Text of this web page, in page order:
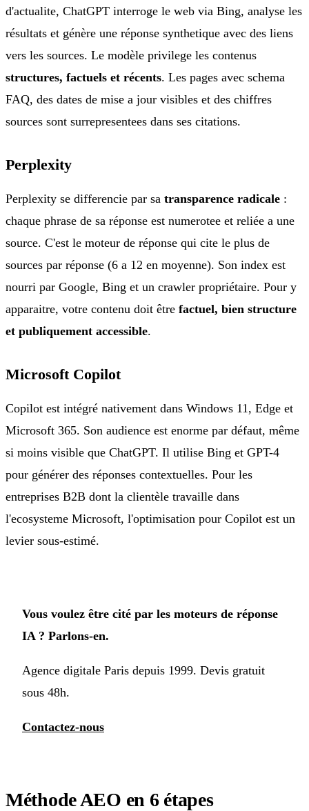
d'actualite, ChatGPT interroge le web via Bing, analyse les
résultats et génère une réponse synthetique avec des liens
vers les sources. Le modèle privilege les contenus
structures, factuels et récents. Les pages avec schema
FAQ, des dates de mise a jour visibles et des chiffres
sources sont surrepresentees dans ses citations.
Perplexity
Perplexity se differencie par sa transparence radicale :
chaque phrase de sa réponse est numerotee et reliée a une
source. C'est le moteur de réponse qui cite le plus de
sources par réponse (6 a 12 en moyenne). Son index est
nourri par Google, Bing et un crawler propriétaire. Pour y
apparaitre, votre contenu doit être factuel, bien structure
et publiquement accessible.
Microsoft Copilot
Copilot est intégré nativement dans Windows 11, Edge et
Microsoft 365. Son audience est enorme par défaut, même
si moins visible que ChatGPT. Il utilise Bing et GPT-4
pour générer des réponses contextuelles. Pour les
entreprises B2B dont la clientèle travaille dans
l'ecosysteme Microsoft, l'optimisation pour Copilot est un
levier sous-estimé.
Vous voulez être cité par les moteurs de réponse
IA ? Parlons-en.
Agence digitale Paris depuis 1999. Devis gratuit
sous 48h.
Contactez-nous
Méthode AEO en 6 étapes